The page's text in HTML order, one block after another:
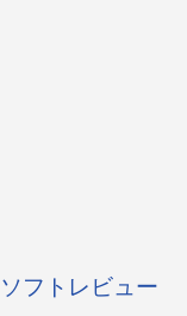
フトレビュー